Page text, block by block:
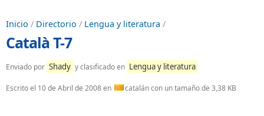
Inicio / Directorio / Lengua y literatura /
Català T-7
Enviado por Shady y clasificado en Lengua y literatura
Escrito el 10 de Abril de 2008en catalán con un tamaño de 3,38 KB